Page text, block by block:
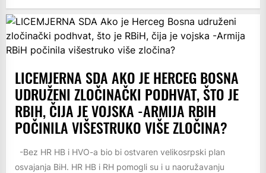
LICEMJERNA SDA AKO JE HERCEG BOSNA
UDRUŽENI ZLOČINAČKI PODHVAT, ŠTO JE
RBIH, ČIJA JE VOJSKA -ARMIJA RBIH
POČINILA VIŠESTRUKO VIŠE ZLOČINA?
-Bez HR HB i HVO-a bio bi ostvaren velikosrpski plan
osvajanja BiH. HR HB i RH pomogli su i u naoružavanju